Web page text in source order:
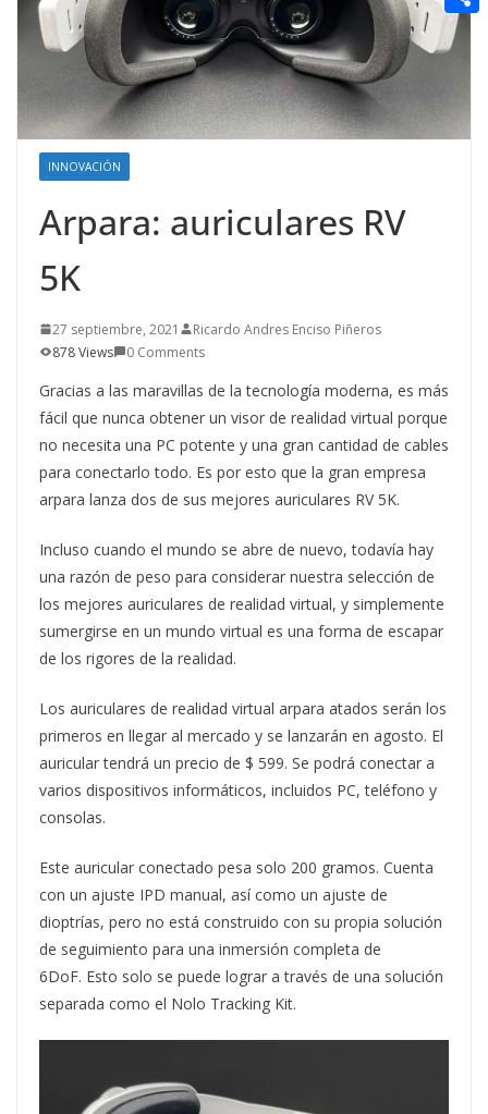
INNOVACIÓN
Arpara: auriculares RV
5K
27 septiembre, 2021
Ricardo Andres Enciso Piñeros
878 Views
0 Comments
Gracias a las maravillas de la tecnología moderna, es más
fácil que nunca obtener un visor de realidad virtual porque
no necesita una PC potente y una gran cantidad de cables
para conectarlo todo. Es por esto que la gran empresa
arpara lanza dos de sus mejores auriculares RV 5K.
Incluso cuando el mundo se abre de nuevo, todavía hay
una razón de peso para considerar nuestra selección de
los mejores auriculares de realidad virtual, y simplemente
sumergirse en un mundo virtual es una forma de escapar
de los rigores de la realidad.
Los auriculares de realidad virtual arpara atados serán los
primeros en llegar al mercado y se lanzarán en agosto. El
auricular tendrá un precio de $ 599. Se podrá conectar a
varios dispositivos informáticos, incluidos PC, teléfono y
consolas.
Este auricular conectado pesa solo 200 gramos. Cuenta
con un ajuste IPD manual, así como un ajuste de
dioptrías, pero no está construido con su propia solución
de seguimiento para una inmersión completa de
6DoF. Esto solo se puede lograr a través de una solución
separada como el Nolo Tracking Kit.
n
e
e
e
s
a
id
C
p